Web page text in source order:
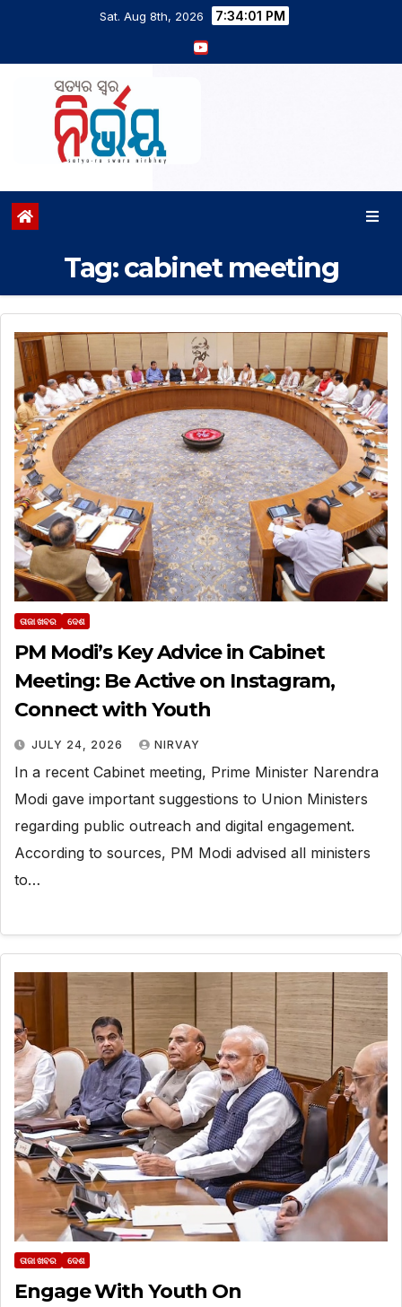
Sat. Aug 8th, 2026 7:34:03 PM
Tag:cabinet meeting
ତାଜା ଖବର ଦେଶ
PM Modi’s Key Advice in Cabinet
Meeting: Be Active on Instagram,
Connect with Youth
JULY 24, 2026 NIRVAY
In a recent Cabinet meeting, Prime Minister Narendra
Modi gave important suggestions to Union Ministers
regarding public outreach and digital engagement.
According to sources, PM Modi advised all ministers
to…
ତାଜା ଖବର ଦେଶ
Engage With Youth On